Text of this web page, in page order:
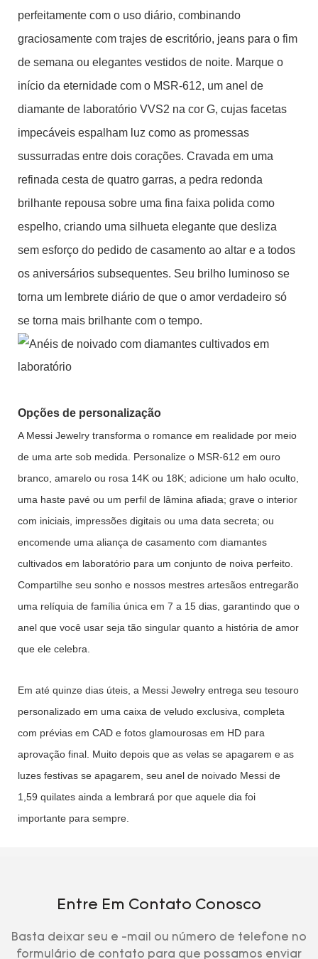
perfeitamente com o uso diário, combinando
graciosamente com trajes de escritório, jeans para o fim
de semana ou elegantes vestidos de noite. Marque o
início da eternidade com o MSR-612, um anel de
diamante de laboratório VVS2 na cor G, cujas facetas
impecáveis ​​espalham luz como as promessas
sussurradas entre dois corações. Cravada em uma
refinada cesta de quatro garras, a pedra redonda
brilhante repousa sobre uma fina faixa polida como
espelho, criando uma silhueta elegante que desliza
sem esforço do pedido de casamento ao altar e a todos
os aniversários subsequentes. Seu brilho luminoso se
torna um lembrete diário de que o amor verdadeiro só
se torna mais brilhante com o tempo.
Opções de personalização
A Messi Jewelry transforma o romance em realidade por meio
de uma arte sob medida. Personalize o MSR-612 em ouro
branco, amarelo ou rosa 14K ou 18K; adicione um halo oculto,
uma haste pavé ou um perfil de lâmina afiada; grave o interior
com iniciais, impressões digitais ou uma data secreta; ou
encomende uma aliança de casamento com diamantes
cultivados em laboratório para um conjunto de noiva perfeito.
Compartilhe seu sonho e nossos mestres artesãos entregarão
uma relíquia de família única em 7 a 15 dias, garantindo que o
anel que você usar seja tão singular quanto a história de amor
que ele celebra.
Em até quinze dias úteis, a Messi Jewelry entrega seu tesouro
personalizado em uma caixa de veludo exclusiva, completa
com prévias em CAD e fotos glamourosas em HD para
aprovação final. Muito depois que as velas se apagarem e as
luzes festivas se apagarem, seu anel de noivado Messi de
1,59 quilates ainda a lembrará por que aquele dia foi
importante para sempre.
Entre Em Contato Conosco
Basta deixar seu e -mail ou número de telefone no
formulário de contato para que possamos enviar